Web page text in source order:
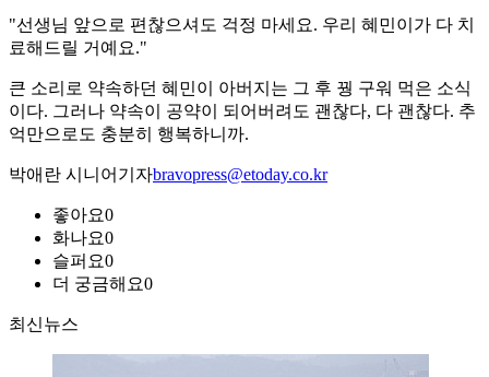
"선생님 앞으로 편찮으셔도 걱정 마세요. 우리 혜민이가 다 치
료해드릴 거예요."
큰 소리로 약속하던 혜민이 아버지는 그 후 꿩 구워 먹은 소식
이다. 그러나 약속이 공약이 되어버려도 괜찮다, 다 괜찮다. 추
억만으로도 충분히 행복하니까.
박애란 시니어기자bravopress@etoday.co.kr
좋아요0
화나요0
슬퍼요0
더 궁금해요0
최신뉴스